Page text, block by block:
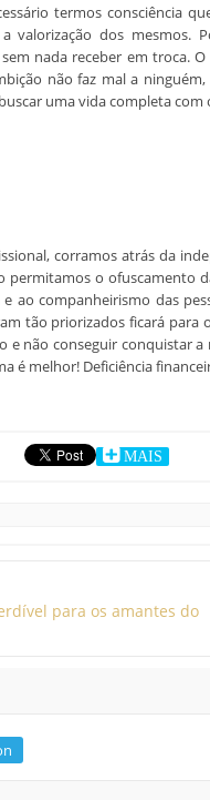
termos consciência
valorização dos mesmos.
nada receber em troca.
não faz mal a
uma vida completa
corramos atrás da
o ofuscamento
ao companheirismo das
tão priorizados ficará
não conseguir conquistar
é melhor! Deficiência
MAIS
para os amantes do